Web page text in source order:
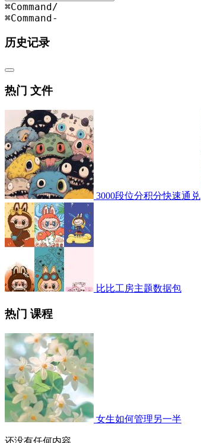
⌘Command /
⌘Command -
历史记录
热门 文件
3000段位分积分快速通兑
比比工房主题数据包
热门 课程
女生如何管理另一半
还没有任何内容